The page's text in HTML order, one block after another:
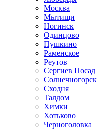
Москва
Мытищи
Ногинск
Одинцово
Пушкино
Раменское
Реутов
Сергиев Посад
Солнечногорск
Сходня
Талдом
Химки
Хотьково
Черноголовка